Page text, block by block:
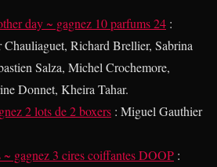
day ~ gagnez 10 parfums 24 :
Chauliaguet, Richard Brellier, Sabrina
Salza, Michel Crochemore,
Donnet, Kheira Tahar.
2 lots de 2 boxers : Miguel Gauthier
gagnez 3 cires coiffantes DOOP :